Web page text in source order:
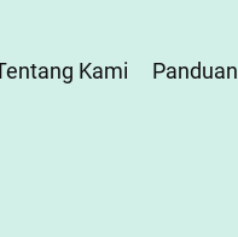
Kami Panduan